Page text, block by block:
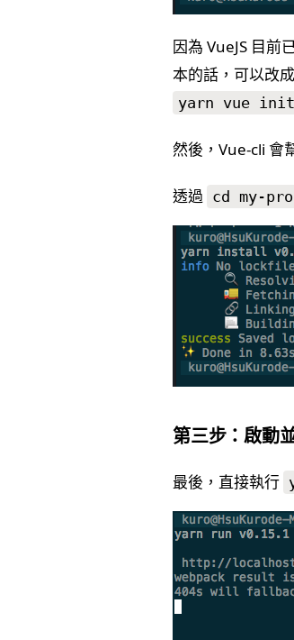
因為 VueJS 目前
本的話，可以改成
yarn vue init
然後，Vue-cli 會
透過 cd my-
第三步：啟動
最後，直接執行